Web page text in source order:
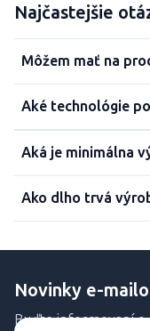
Najčastejšie
Môžem mať na
Aké technológie
Aká je minimálna
Ako dlho trvá
Novinky e-
Buďte informovaní o